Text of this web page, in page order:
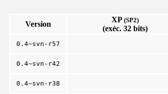
Version
XP (SP2)
(exéc. 32 bits)
0.4~svn-r57
0.4~svn-r42
0.4~svn-r38